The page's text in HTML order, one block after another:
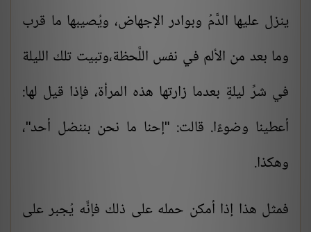
ينزل عليها الدَّمُ وبوادر الإجهاض، ويُصيبها ما قرب
وما بعد من الألم في نفس اللَّحظة،وتبيت تلك الليلة
في شرِّ ليلةٍ بعدما زارتها هذه المرأة، فإذا قيل لها:
أعطينا وضوءًا. قالت: "إحنا ما نحن بننضل أحد"،
وهكذا.
فمثل هذا إذا أمكن حمله على ذلك فإنَّه يُجبر على